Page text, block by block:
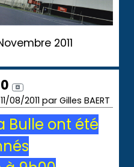
2011
2011 par Gilles BAERT
Bulle ont été